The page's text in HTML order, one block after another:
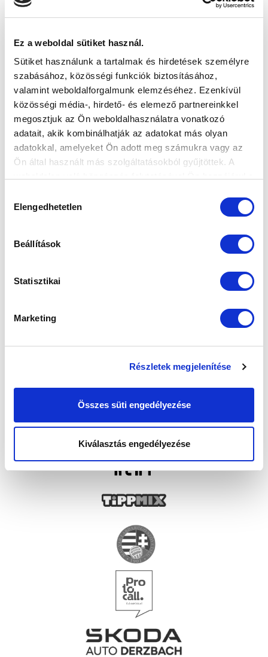
Ez a weboldal sütiket használ.
Sütiket használunk a tartalmak és hirdetések személyre
szabásához, közösségi funkciók biztosításához,
valamint weboldalforgalmunk elemzéséhez. Ezenkívül
közösségi média-, hirdető- és elemező partnereinkkel
megosztjuk az Ön weboldalhasználatra vonatkozó
adatait, akik kombinálhatják az adatokat más olyan
adatokkal, amelyeket Ön adott meg számukra vagy az
Ön által használt más szolgáltatásokból gyűjtöttek. A
kiválasztása
Elengedhetetlen
Beállítások
Statisztikai
Marketing
Részletek megjelenítése
Összes süti engedélyezése
Kiválasztás engedélyezése
FELIRATKOZOM
SZPONZOROK